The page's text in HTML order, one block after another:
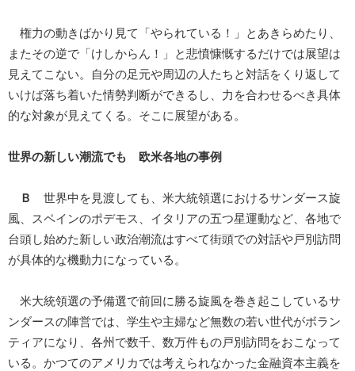
権力の動きばかり見て「やられている！」とあきらめたり、
またその逆で「けしからん！」と悲憤慷慨するだけでは展望は
見えてこない。自分の足元や周辺の人たちと対話をくり返して
いけば落ち着いた情勢判断ができるし、力を合わせるべき具体
的な対象が見えてくる。そこに展望がある。
世界の新しい潮流でも 欧米各地の事例
Ｂ
世界中を見渡しても、米大統領選におけるサンダース旋
風、スペインのポデモス、イタリアの五つ星運動など、各地で
台頭し始めた新しい政治潮流はすべて街頭での対話や戸別訪問
が具体的な機動力になっている。
米大統領選の予備選で前回に勝る旋風を巻き起こしているサ
ンダースの陣営では、学生や主婦など無数の若い世代がボラン
ティアになり、各州で数千、数万件もの戸別訪問をおこなって
いる。かつてのアメリカでは考えられなかった金融資本主義を